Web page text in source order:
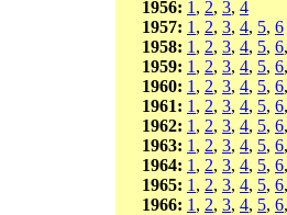
1956: 1 , 2, 3, 4
1957: 1 , 2, 3, 4, 5, 6
1958: 1 , 2, 3, 4, 5, 6,
1959: 1 , 2, 3, 4, 5, 6,
1960: 1 , 2, 3, 4, 5, 6,
1961: 1 , 2, 3, 4, 5, 6,
1962: 1 , 2, 3, 4, 5, 6,
1963: 1 , 2, 3, 4, 5, 6,
1964: 1 , 2, 3, 4, 5, 6,
1965: 1 , 2, 3, 4, 5, 6,
1966: 1 , 2, 3, 4, 5, 6,